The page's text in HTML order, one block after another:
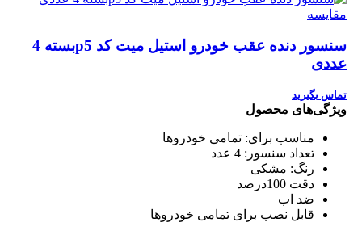
مقایسه
سنسور دنده عقب خودرو استیل میت کد p5بسته 4
عددی
تماس بگیرید
ویژگی‌های محصول
مناسب برای: تمامی خودروها
تعداد سنسور: 4 عدد
رنگ: مشکی
دقت 100درصد
ضد اب
قابل نصب برای تمامی خودروها